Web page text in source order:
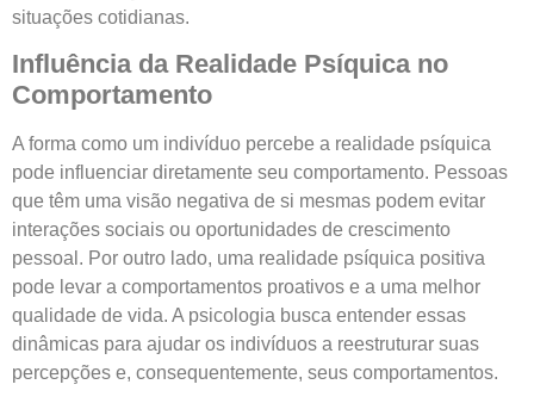
situações cotidianas.
Influência da Realidade Psíquica no
Comportamento
A forma como um indivíduo percebe a realidade psíquica
pode influenciar diretamente seu comportamento. Pessoas
que têm uma visão negativa de si mesmas podem evitar
interações sociais ou oportunidades de crescimento
pessoal. Por outro lado, uma realidade psíquica positiva
pode levar a comportamentos proativos e a uma melhor
qualidade de vida. A psicologia busca entender essas
dinâmicas para ajudar os indivíduos a reestruturar suas
percepções e, consequentemente, seus comportamentos.